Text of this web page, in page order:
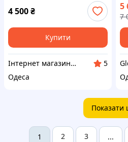
автоматичний годинник
градієнт циферблат сталь
4 500₴
Купити
Інтернет магазин "Тік-Турбо"
5
Одеса
5
7
Показати
1 2 3 ...